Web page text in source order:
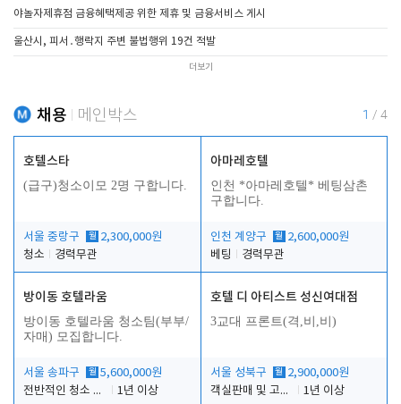
야놀자제휴점 금융혜택제공 위한 제휴 및 금융서비스 게시
울산시, 피서․행락지 주변 불법행위 19건 적발
더보기
채용 메인박스 1 / 4
호텔스타
(급구)청소이모 2명 구합니다.
서울 중랑구 월 2,300,000원
청소
경력무관
아마레호텔
인천 *아마레호텔* 베팅삼촌
구합니다.
인천 계양구 월 2,600,000원
베팅
경력무관
방이동 호텔라움
방이동 호텔라움 청소팀(부부/
자매) 모집합니다.
서울 송파구 월 5,600,000원
전반적인 청소 업무(객실청소.객실정리)
1년 이상
호텔 디 아티스트 성신여대점
3교대 프론트(격,비,비)
서울 성북구 월 2,900,000원
객실판매 및 고객응대
1년 이상